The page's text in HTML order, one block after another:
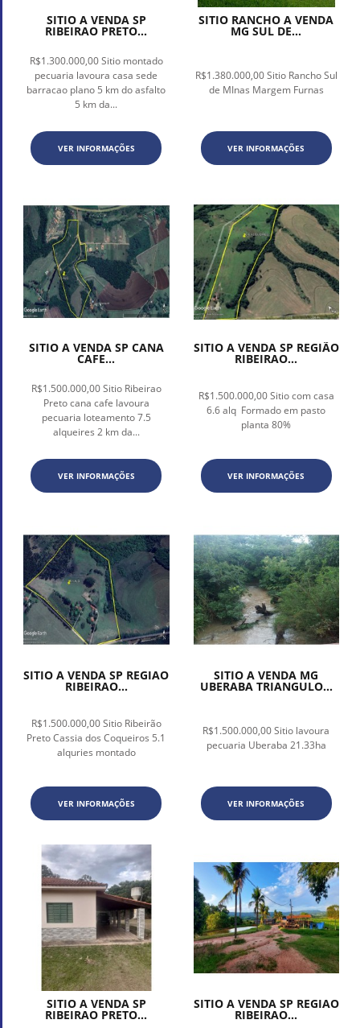
SITIO A VENDA SP
RIBEIRAO PRETO...
R$1.300.000,00 Sitio montado
pecuaria lavoura casa sede
barracao plano 5 km do asfalto
5 km da...
VER INFORMAÇÕES
SITIO RANCHO A VENDA
MG SUL DE...
R$1.380.000,00 Sitio Rancho Sul
de MInas Margem Furnas
VER INFORMAÇÕES
SITIO A VENDA SP CANA
CAFE...
R$1.500.000,00 Sitio Ribeirao
Preto cana cafe lavoura
pecuaria loteamento 7.5
alqueires 2 km da...
VER INFORMAÇÕES
SITIO A VENDA SP REGIÃO
RIBEIRAO...
R$1.500.000,00 Sitio com casa
6.6 alq Formado em pasto
planta 80%
VER INFORMAÇÕES
SITIO A VENDA SP REGIAO
RIBEIRAO...
R$1.500.000,00 Sitio Ribeirão
Preto Cassia dos Coqueiros 5.1
alquries montado
VER INFORMAÇÕES
SITIO A VENDA MG
UBERABA TRIANGULO...
R$1.500.000,00 Sitio lavoura
pecuaria Uberaba 21.33ha
VER INFORMAÇÕES
SITIO A VENDA SP
RIBEIRAO PRETO...
SITIO A VENDA SP REGIAO
RIBEIRAO...